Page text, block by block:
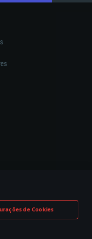
de Cookies